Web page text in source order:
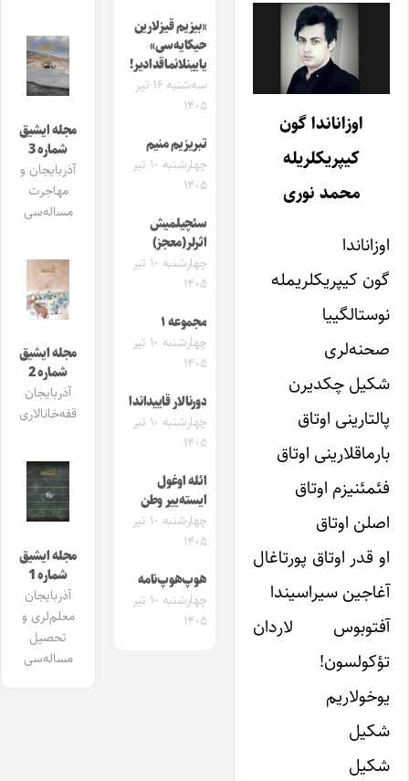
اوزاناندا گون
کیپریکلریله
محمد نوری
اوزاناندا
گون کیپریکلریمله
نوستالگییا
صحنه‌لری
شکیل چکدیرن
پالتارینی اوتاق
بارماقلارینی اوتاق
فئمئنیزم اوتاق
اصلن اوتاق
او قدر اوتاق پورتاغال
آغاجین سیراسیندا
آفتوبوس لاردان
تؤکولسون!
یوخولاریم
شکیل
شکیل
«بیزیم قیزلارین
حیکایه‌سی»
یایینلانماقدادیر!
سه‌شنبه ۱۶ تیر
۱۴۰۵
تبریزیم منیم
چهارشنبه ۱۰ تیر
۱۴۰۵
سئچیلمیش
اثرلر(معجز)
چهارشنبه ۱۰ تیر
۱۴۰۵
مجموعه ۱
چهارشنبه ۱۰ تیر
۱۴۰۵
دورنالار قاییداندا
چهارشنبه ۱۰ تیر
۱۴۰۵
ائله اوغول
ایسته‌ییر وطن
چهارشنبه ۱۰ تیر
۱۴۰۵
هوپ‌هوپ‌نامه
چهارشنبه ۱۰ تیر
۱۴۰۵
مجله ایشیق
شماره 3
آذربایجان و
مهاجرت
مساله‌سی
مجله ایشیق
شماره 2
آذربایجان
قفه‌خانالاری
مجله ایشیق
شماره 1
آذربایجان
معلم‌لری و
تحصیل
مساله‌سی